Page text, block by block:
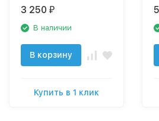
корпусов BigBlue 10")
3 250 ₽
В наличии
В корзину
Купить в 1 клик